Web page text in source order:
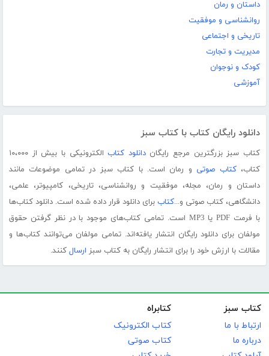
داستان و رمان
روانشناسی و موفقیت
تاریخی و اجتماعی
مدیریت و تجارت
کودک و نوجوان
آموزشی
دانلود رایگان کتاب با کتاب سبز
کتاب سبز بزرگترین مرجع رایگاندانلود کتاب
الکترونیکی با بیش از ۱۰،۰۰۰
کتاب،کتاب صوتی و رمان است. با کتاب سبز در تمامی موضوعات مانند
داستان و رمان، مجله، موفقیت و روانشناسی، تاریخی، کامپیوتر، علمی،
دانشگاهی، کتاب صوتی و...کتاب برای دانلود قرار داده شده است. دانلود کتاب‌ها
با فرمت PDF یا MP3 است. تمامی کتاب‌های موجود با در نظر گرفتن حقوق
مولفان برای دانلود رایگان انتشار یافته‌اند. تمامی مولفان می‌توانند کتاب‌ها و
مقالات با ارزش خود را برای انتشار رایگان به کتاب سبز ارسال کنند.
کتاب سبز
ارتباط با ما
درباره ما
کتابراه
کتاب الکترونیک
کتاب صوتی